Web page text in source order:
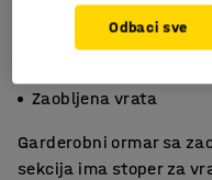
S 3 pretinaca
Zaobljena vrata
Garderobni ormar sa
sekcija ima stoper za
Odbaci sve